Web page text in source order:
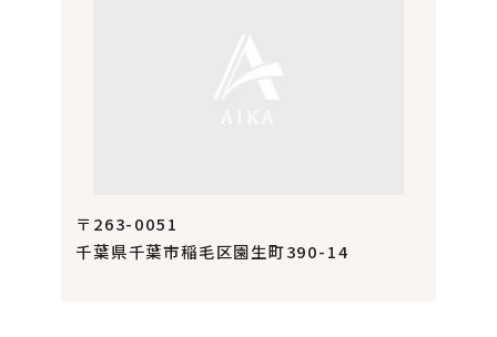
〒263-0051
千葉県千葉市稲毛区園生町390-14